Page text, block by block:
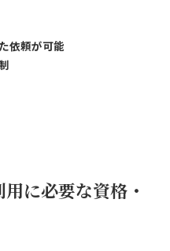
依頼が可能
に必要な資格・